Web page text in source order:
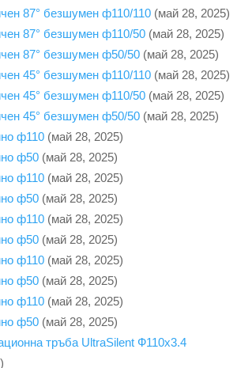
87° безшумен ф110/110 (май 28, 2025)
87° безшумен ф110/50 (май 28, 2025)
87° безшумен ф50/50 (май 28, 2025)
45° безшумен ф110/110 (май 28, 2025)
45° безшумен ф110/50 (май 28, 2025)
45° безшумен ф50/50 (май 28, 2025)
ф110 (май 28, 2025)
ф50 (май 28, 2025)
ф110 (май 28, 2025)
ф50 (май 28, 2025)
ф110 (май 28, 2025)
ф50 (май 28, 2025)
ф110 (май 28, 2025)
ф50 (май 28, 2025)
ф110 (май 28, 2025)
ф50 (май 28, 2025)
тръба UltraSilent Ф110x3.4